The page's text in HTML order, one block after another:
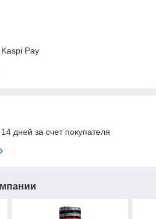
Pay
дней за счет покупателя